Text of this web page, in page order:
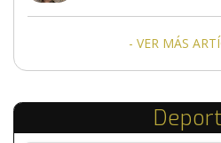
- VER MÁS